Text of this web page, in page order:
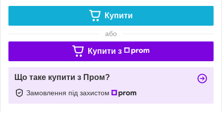
Купити
або
Купити з
Що таке купити з Пром?
Замовлення під захистом